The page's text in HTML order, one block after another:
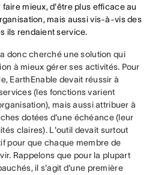
mieux, d'être plus efficace au
mais aussi vis-à-vis des
ils rendaient service.
donc cherché une solution qui
à mieux gérer ses activités. Pour
EarthEnable devait réussir à
(les fonctions varient
mais aussi attribuer à
dotées d'une échéance (leur
claires). L'outil devait surtout
pour que chaque membre de
Rappelons que pour la plupart
il s'agit d'une première